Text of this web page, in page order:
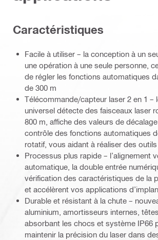
Caractéristiques
Facile à utiliser – la conception à un
une opération à une seule personne,
de régler les fonctions automatiques
de 300 m
Télécommande/capteur laser 2 en 1 –
universel détecte des faisceaux laser
800 m, affiche des valeurs de
contrôle des fonctions automatiques
rotatif, vous aidant à réaliser des
Processus plus rapide – l’alignement
automatique, la double entrée
vérification des caractéristiques de la
et accélèrent vos applications
Durable et résistant à la chute –
aluminium, amortisseurs internes,
absorbant les chocs et système IP66
maintenir la précision du laser dans